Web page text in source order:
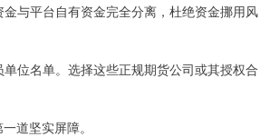
与平台自有资金完全分离，杜绝资金挪用风
位名单。选择这些正规期货公司或其授权合
道坚实屏障。